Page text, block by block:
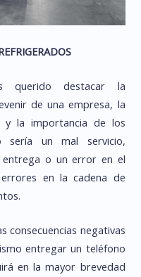
querido destacar la
de una empresa, la
y la importancia de los
sería un mal servicio,
o un error en el
en la cadena de
consecuencias negativas
entregar un teléfono
en la mayor brevedad